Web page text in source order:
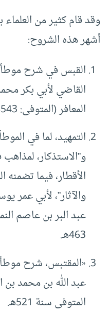
وقد قام كثير من
أشهر هذه الشروح:
القبس في شرح موطأ
القاضي لأبي بكر
المعافر (المتوفى: 543هـ).
التمهيد، لما في
و”الاستذكار،
الأقطار، فيما تضمنه
والآثار”، لأبي عمر
عبد البر بن عاصم
463هـ.
«المقتبس، شرح
عبد الله بن محمد بن
المتوفى سنة 521هـ.